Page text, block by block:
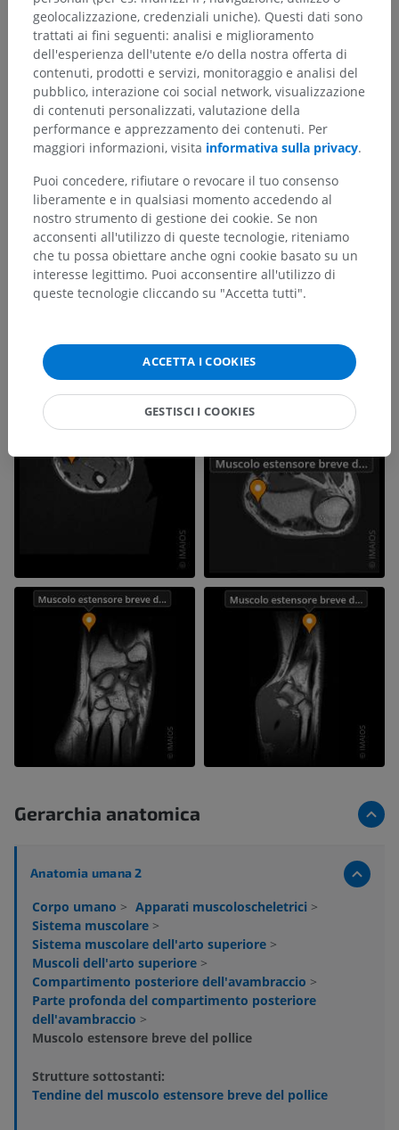
Gerarchia anatomica
Anatomia umana 2
Corpo umano > Apparati muscoloscheletrici >
Sistema muscolare >
Sistema muscolare dell'arto superiore >
Muscoli dell'arto superiore >
Compartimento posteriore dell'avambraccio >
Parte profonda del compartimento posteriore
dell'avambraccio >
Muscolo estensore breve del pollice
Strutture sottostanti:
Tendine del muscolo estensore breve del pollice
geolocalizzazione, credenziali uniche). Questi dati sono
trattati ai fini seguenti: analisi e miglioramento
dell'esperienza dell'utente e/o della nostra offerta di
contenuti, prodotti e servizi, monitoraggio e analisi del
pubblico, interazione coi social network, visualizzazione
di contenuti personalizzati, valutazione della
performance e apprezzamento dei contenuti. Per
maggiori informazioni, visita informativa sulla privacy.
Puoi concedere, rifiutare o revocare il tuo consenso
liberamente e in qualsiasi momento accedendo al
nostro strumento di gestione dei cookie. Se non
acconsenti all'utilizzo di queste tecnologie, riteniamo
che tu possa obiettare anche ogni cookie basato su un
interesse legittimo. Puoi acconsentire all'utilizzo di
queste tecnologie cliccando su "Accetta tutti".
ACCETTA I COOKIES
GESTISCI I COOKIES